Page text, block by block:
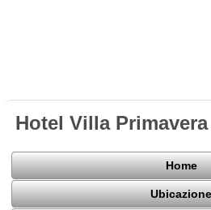
Hotel Villa
Home
Ubicazione